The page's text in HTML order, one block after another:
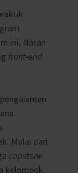
ini, Natan
front-end
Mulai dari
capstone
kelompok.